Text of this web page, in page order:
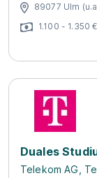
89077 Ulm
1.100 - 1.350
Duales
Telekom AG,